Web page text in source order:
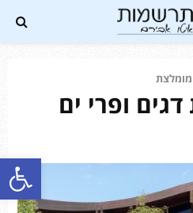
פתח סרגל נגישות
מומלצת
ופרי ים